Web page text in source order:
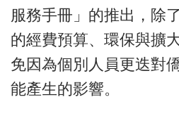
服務手冊」的推出，除
的經費預算、環保與擴
免因為個別人員更迭對
能產生的影響。